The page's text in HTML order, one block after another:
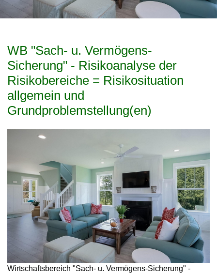
WB "Sach- u. Vermögens-
Sicherung" - Risikoanalyse der
Risikobereiche = Risikosituation
allgemein und
Grundproblemstellung(en)
Wirtschaftsbereich "Sach- u. Vermögens-Sicherung" -